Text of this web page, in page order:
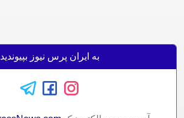
به ایران پرس نیوز بپیوندید